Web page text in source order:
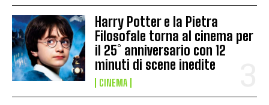
Harry Potter e la Pietra
Filosofale torna al cinema per
il 25° anniversario con 12
minuti di scene inedite
CINEMA